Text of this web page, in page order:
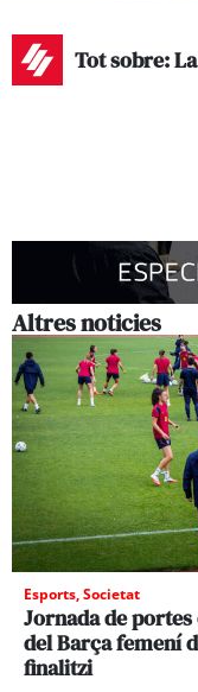
Tot sobre:
Altres noticies
Esports,Societat
Jornada de
del Barça femení
finalitzi